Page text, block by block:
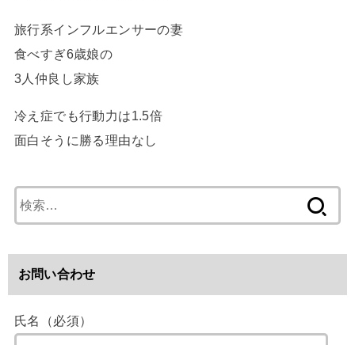
旅行系インフルエンサーの妻
食べすぎ6歳娘の
3人仲良し家族
冷え症でも行動力は1.5倍
面白そうに勝る理由なし
索
お問い合わせ
氏名（必須）